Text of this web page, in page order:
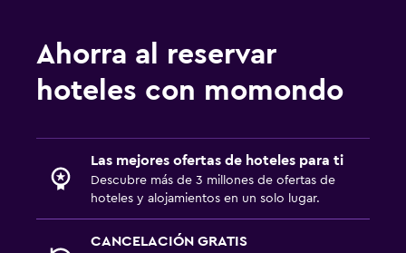
Ahorra al reservar
hoteles con momondo
Las mejores ofertas de hoteles para ti
Descubre más de 3 millones de ofertas de
hoteles y alojamientos en un solo lugar.
CANCELACIÓN GRATIS